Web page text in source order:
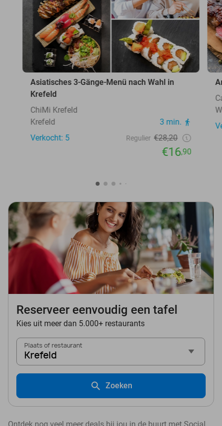
Asiatisches 3-Gänge-Menü nach Wahl in
Krefeld
ChiMi Krefeld
Krefeld
3 min.
Verkocht: 5
Regulier €28,20
€16,90
Reserveer eenvoudig een tafel
Kies uit meer dan 5.000+ restaurants
Plaats of restaurant
Krefeld
Zoeken
Ontdek nog veel meer deals bij jou in de buurt met Social